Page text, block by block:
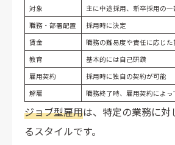
対象
主に中途採用、新卒採用の一
職務・部署配置
採用時に決定
賃金
職務の難易度や責任に応じた
教育
基本的には自己研鑽
雇用契約
採用時に独自の契約が可能
解雇
職務終了時、雇用契約によっ
ジョブ型雇用は、特定の業務に対
るスタイルです。